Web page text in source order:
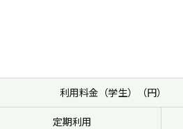
利用料金（学生）（円）
定期利用